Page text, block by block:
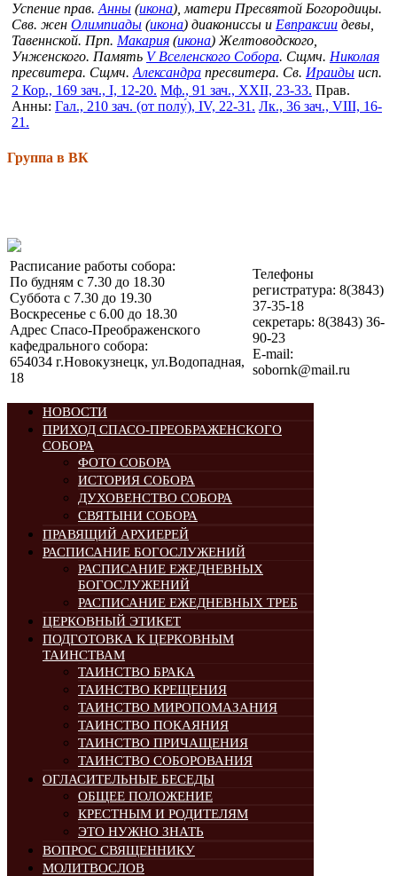
Успение прав. Анны (икона), матери Пресвятой Богородицы.
Свв. жен Олимпиады (икона) диакониссы и Евпраксии девы,
Тавеннской. Прп. Макария (икона) Желтоводского,
Унженского. Память V Вселенского Собора. Сщмч. Николая
пресвитера. Сщмч. Александра пресвитера. Св. Ираиды исп.
2 Кор., 169 зач., I, 12-20. Мф., 91 зач., XXII, 23-33. Прав.
Анны: Гал., 210 зач. (от полу́), IV, 22-31. Лк., 36 зач., VIII, 16-
21.
Группа в ВК
Расписание работы собора:
По будням с 7.30 до 18.30
Суббота с 7.30 до 19.30
Воскресенье с 6.00 до 18.30
Адрес Спасо-Преображенского
кафедрального собора:
654034 г.Новокузнецк, ул.Водопадная,
18
Телефоны
регистратура: 8(3843)
37-35-18
секретарь: 8(3843) 36-
90-23
E-mail:
sobornk@mail.ru
НОВОСТИ
ПРИХОД СПАСО-ПРЕОБРАЖЕНСКОГО
СОБОРА
ФОТО СОБОРА
ИСТОРИЯ СОБОРА
ДУХОВЕНСТВО СОБОРА
СВЯТЫНИ СОБОРА
ПРАВЯЩИЙ АРХИЕРЕЙ
РАСПИСАНИЕ БОГОСЛУЖЕНИЙ
РАСПИСАНИЕ ЕЖЕДНЕВНЫХ
БОГОСЛУЖЕНИЙ
РАСПИСАНИЕ ЕЖЕДНЕВНЫХ ТРЕБ
ЦЕРКОВНЫЙ ЭТИКЕТ
ПОДГОТОВКА К ЦЕРКОВНЫМ
ТАИНСТВАМ
ТАИНСТВО БРАКА
ТАИНСТВО КРЕЩЕНИЯ
ТАИНСТВО МИРОПОМАЗАНИЯ
ТАИНСТВО ПОКАЯНИЯ
ТАИНСТВО ПРИЧАЩЕНИЯ
ТАИНСТВО СОБОРОВАНИЯ
ОГЛАСИТЕЛЬНЫЕ БЕСЕДЫ
ОБЩЕЕ ПОЛОЖЕНИЕ
КРЕСТНЫМ И РОДИТЕЛЯМ
ЭТО НУЖНО ЗНАТЬ
ВОПРОС СВЯЩЕННИКУ
МОЛИТВОСЛОВ